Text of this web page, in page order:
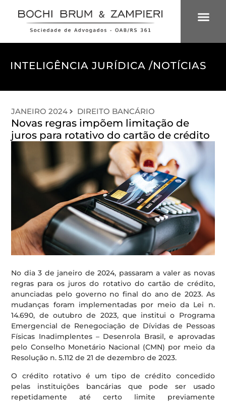
INTELIGÊNCIA JURÍDICA /NOTÍCIAS
JANEIRO 2024 DIREITO BANCÁRIO
Novas regras impõem limitação de
juros para rotativo do cartão de crédito
No dia 3 de janeiro de 2024, passaram a valer as novas
regras para os juros do rotativo do cartão de crédito,
anunciadas pelo governo no final do ano de 2023. As
mudanças foram implementadas por meio da Lei n.
14.690, de outubro de 2023, que institui o Programa
Emergencial de Renegociação de Dívidas de Pessoas
Físicas Inadimplentes – Desenrola Brasil, e aprovadas
pelo Conselho Monetário Nacional (CMN) por meio da
Resolução n. 5.112 de 21 de dezembro de 2023.
O crédito rotativo é um tipo de crédito concedido
pelas instituições bancárias que pode ser usado
repetidamente até certo limite previamente